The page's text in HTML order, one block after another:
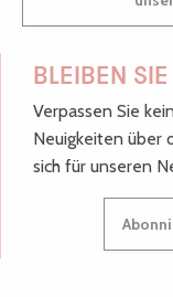
BLEIBEN SIE
Verpassen Sie
Neuigkeiten über
sich für unseren